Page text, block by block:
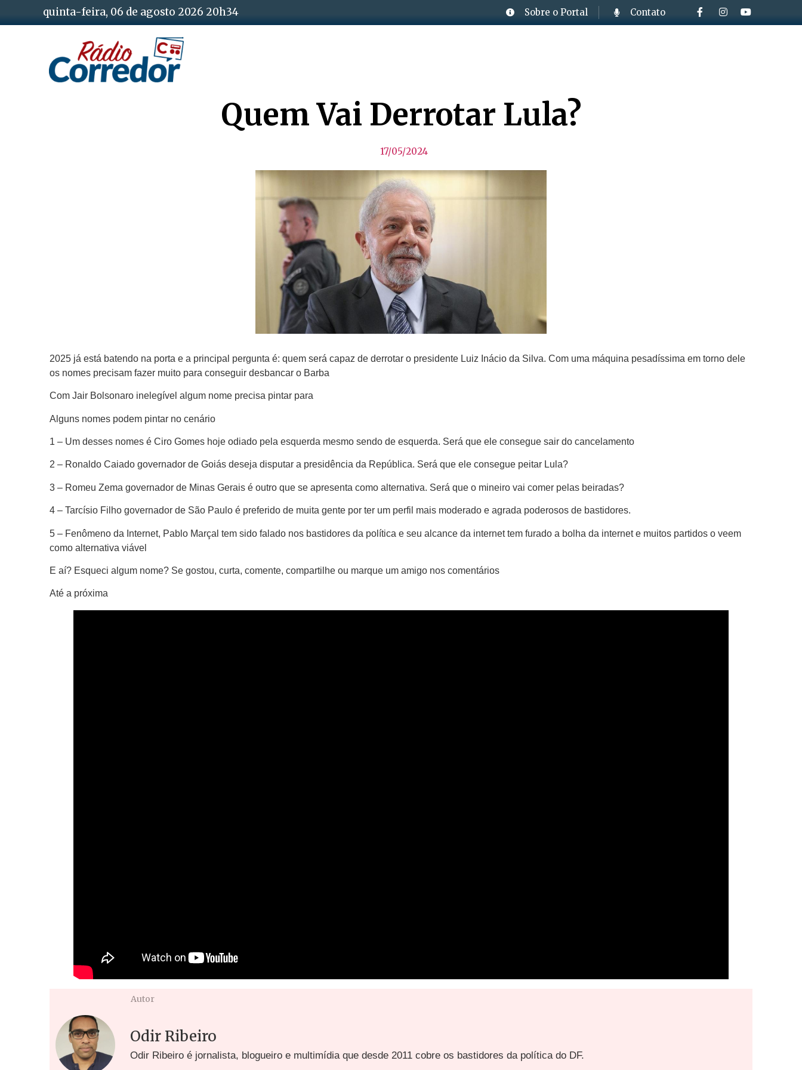
quinta-feira, 06 de agosto 2026 20h34 Sobre o Portal Contato
Quem Vai Derrotar Lula?
17/05/2024
2025 já está batendo na porta e a principal pergunta é: quem será capaz de derrotar o presidente Luiz Inácio da Silva. Com uma máquina pesadíssima em torno dele
os nomes precisam fazer muito para conseguir desbancar o Barba
Com Jair Bolsonaro inelegível algum nome precisa pintar para
Alguns nomes podem pintar no cenário
1 – Um desses nomes é Ciro Gomes hoje odiado pela esquerda mesmo sendo de esquerda. Será que ele consegue sair do cancelamento
2 – Ronaldo Caiado governador de Goiás deseja disputar a presidência da República. Será que ele consegue peitar Lula?
3 – Romeu Zema governador de Minas Gerais é outro que se apresenta como alternativa. Será que o mineiro vai comer pelas beiradas?
4 – Tarcísio Filho governador de São Paulo é preferido de muita gente por ter um perfil mais moderado e agrada poderosos de bastidores.
5 – Fenômeno da Internet, Pablo Marçal tem sido falado nos bastidores da política e seu alcance da internet tem furado a bolha da internet e muitos partidos o veem
como alternativa viável
E aí? Esqueci algum nome? Se gostou, curta, comente, compartilhe ou marque um amigo nos comentários
Até a próxima
Autor
Odir Ribeiro
Odir Ribeiro é jornalista, blogueiro e multimídia que desde 2011 cobre os bastidores da política do DF.